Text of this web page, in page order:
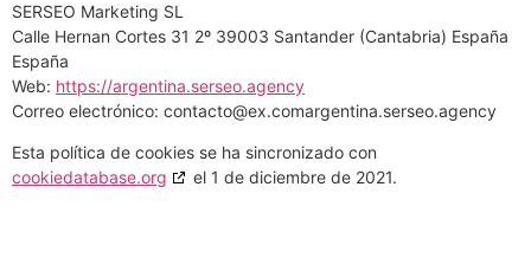
SERSEO Marketing SL
Calle Hernan Cortes 31 2º 39003 Santander (Cantabria) España
España
Web: https://argentina.serseo.agency
Correo electrónico: contacto@ex.comargentina.serseo.agency
Esta política de cookies se ha sincronizado con
cookiedatabase.org
el 1 de diciembre de 2021.